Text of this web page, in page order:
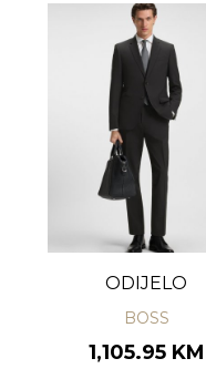
ODIJELO
BOSS
1,105.95 KM